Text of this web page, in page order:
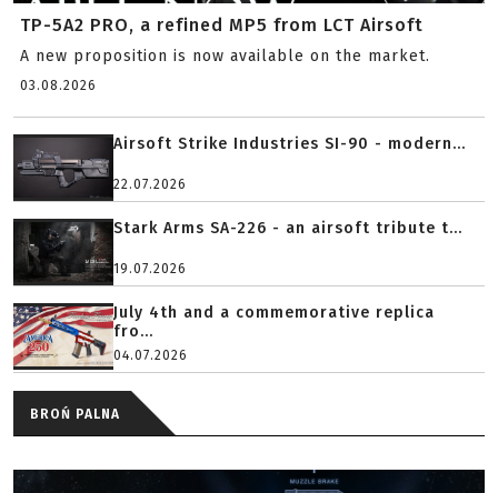
TP-5A2 PRO, a refined MP5 from LCT Airsoft
A new proposition is now available on the market.
03.08.2026
Airsoft Strike Industries SI-90 - modern...
22.07.2026
Stark Arms SA-226 - an airsoft tribute t...
19.07.2026
July 4th and a commemorative replica
fro...
04.07.2026
BROŃ PALNA